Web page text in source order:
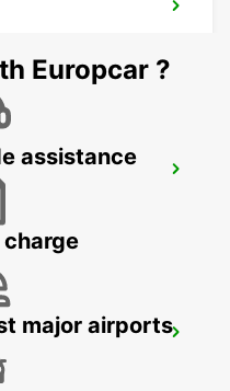
- IKC
Europcar ?
assistance
charge
major airports